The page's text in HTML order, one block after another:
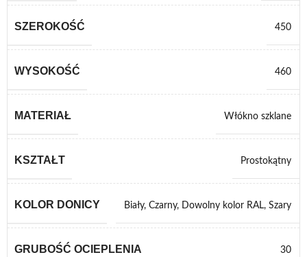
SZEROKOŚĆ 450
WYSOKOŚĆ 460
MATERIAŁ Włókno szklane
KSZTAŁT Prostokątny
KOLOR DONICY Biały, Czarny, Dowolny kolor RAL, Szary
GRUBOŚĆ OCIEPLENIA 30